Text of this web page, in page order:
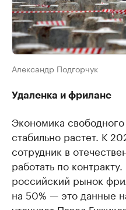
Александр Подгорчук
Удаленка и фриланс
Экономика
стабильно растет. К
сотрудник в
работать по
российский рынок
на 50% — это данные